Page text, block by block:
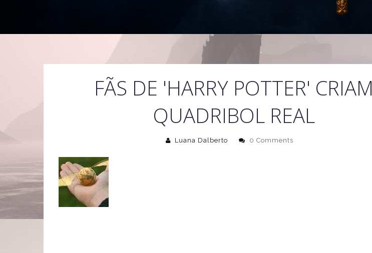
FÃS DE 'HARRY POTTER' CRIAM
QUADRIBOL REAL
Luana Dalberto 0 Comments